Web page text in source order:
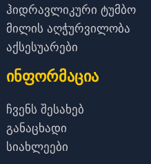
ჰიდრავლიკური ტუმბო
მილის აღჭურვილობა
აქსესუარები
Ინფორმაცია
ჩვენს შესახებ
განაცხადი
სიახლეები